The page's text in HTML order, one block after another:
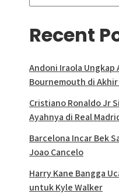
Recent
Andoni Iraola Ungkap
Bournemouth di Akhir
Cristiano Ronaldo Jr
Ayahnya di Real
Barcelona Incar Bek
Joao Cancelo
Harry Kane Bangga
untuk Kyle Walker